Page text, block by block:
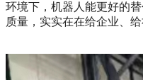
环境下，机器人能更好的
质量，实实在在给企业、